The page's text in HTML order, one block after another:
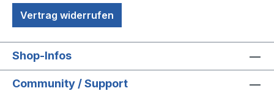
Vertrag widerrufen
Shop-Infos
Community / Support